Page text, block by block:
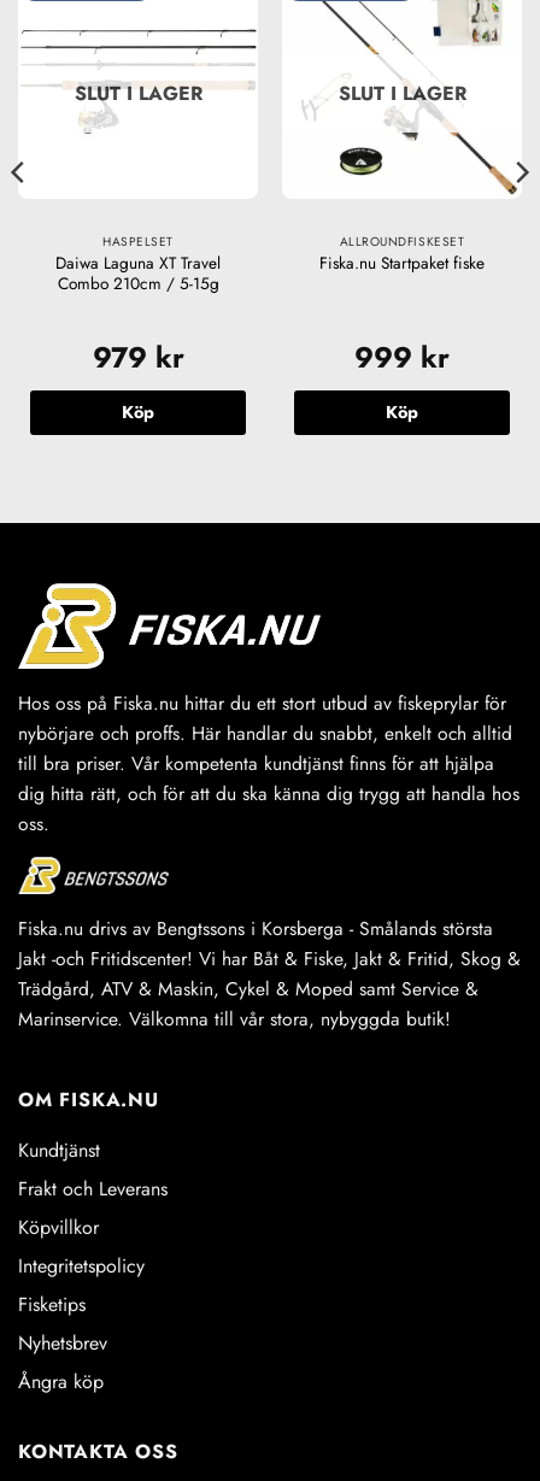
SLUT I LAGER
HASPELSET
Daiwa Laguna XT Travel
Combo 210cm / 5-15g
979 kr
Köp
SLUT I LAGER
ALLROUNDFISKESET
Fiska.nu Startpaket fiske
999 kr
Köp
Hos oss på Fiska.nu hittar du ett stort utbud av fiskeprylar för
nybörjare och proffs. Här handlar du snabbt, enkelt och alltid
till bra priser. Vår kompetenta kundtjänst finns för att hjälpa
dig hitta rätt, och för att du ska känna dig trygg att handla hos
oss.
Fiska.nu drivs av Bengtssons i Korsberga - Smålands största
Jakt -och Fritidscenter! Vi har Båt & Fiske, Jakt & Fritid, Skog &
Trädgård, ATV & Maskin, Cykel & Moped samt Service &
Marinservice. Välkomna till vår stora, nybyggda butik!
OM FISKA.NU
Kundtjänst
Frakt och Leverans
Köpvillkor
Integritetspolicy
Fisketips
Nyhetsbrev
Ångra köp
KONTAKTA OSS